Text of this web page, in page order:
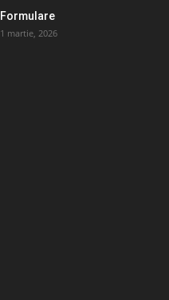
Formulare
1 martie, 2026